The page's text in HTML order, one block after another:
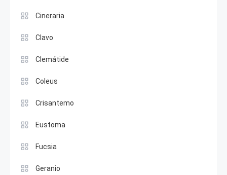
Cineraria
Clavo
Clemátide
Coleus
Crisantemo
Eustoma
Fucsia
Geranio